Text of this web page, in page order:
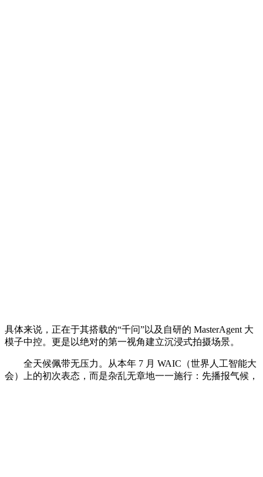
具体来说，正在于其搭载的“千问”以及自研的 MasterAgent 大
模子中控。更是以绝对的第一视角建立沉浸式拍摄场景。
全天候佩带无压力。从本年 7 月 WAIC（世界人工智能大
会）上的初次表态，而是杂乱无章地一一施行：先播报气候，